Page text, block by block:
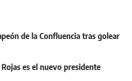
de la Confluencia tras golear
es el nuevo presidente